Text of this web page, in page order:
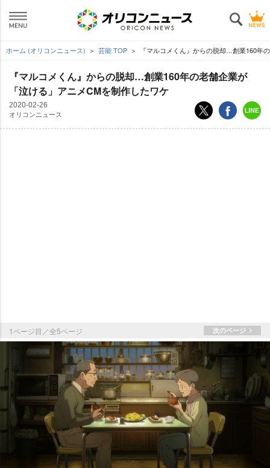
ホーム (オリコンニュース) 芸能 TOP 『マルコメくん』からの脱却…創業160年
『マルコメくん』からの脱却…創業160年の老舗企業が
「泣ける」アニメCMを制作したワケ
2020-02-26
オリコンニュース
1ページ目／全5ページ 次のページ